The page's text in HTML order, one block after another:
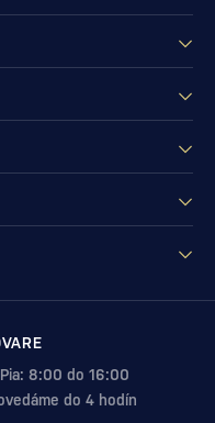
8:00 do 16:00
do 4 hodín